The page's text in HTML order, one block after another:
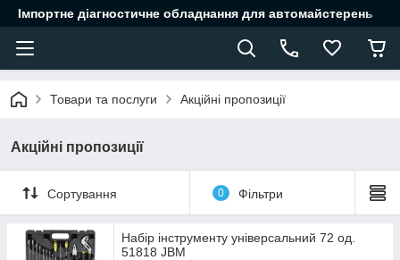
Імпортне діагностичне обладнання для автомайстерень
Товари та послуги Акційні пропозиції
Акційні пропозиції
Сортування 0 Фільтри
Набір інструменту універсальний 72 од.
51818 JBM